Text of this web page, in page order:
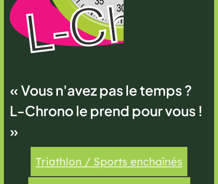
« Vous n'avez pas le temps ?
L-Chrono le prend pour vous !
»
Triathlon / Sports enchaînés